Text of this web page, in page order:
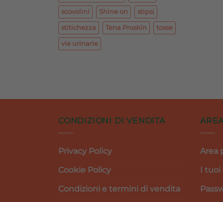
scovolini Shine on stipsi
stitichezza Tena Proskin tosse
vie urinarie
CONDIZIONI DI VENDITA
Privacy Policy
Cookie Policy
Condizioni e termini di vendita
Area
I tuoi